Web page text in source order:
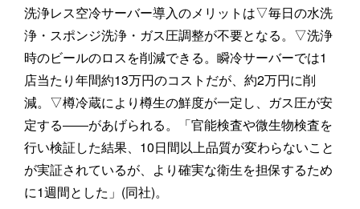
洗浄レス空冷サーバー導入のメリットは▽毎日の水洗
浄・スポンジ洗浄・ガス圧調整が不要となる。▽洗浄
時のビールのロスを削減できる。瞬冷サーバーでは1
店当たり年間約13万円のコストだが、約2万円に削
減。▽樽冷蔵により樽生の鮮度が一定し、ガス圧が安
定する――があげられる。「官能検査や微生物検査を
行い検証した結果、10日間以上品質が変わらないこと
が実証されているが、より確実な衛生を担保するため
に1週間とした」(同社)。